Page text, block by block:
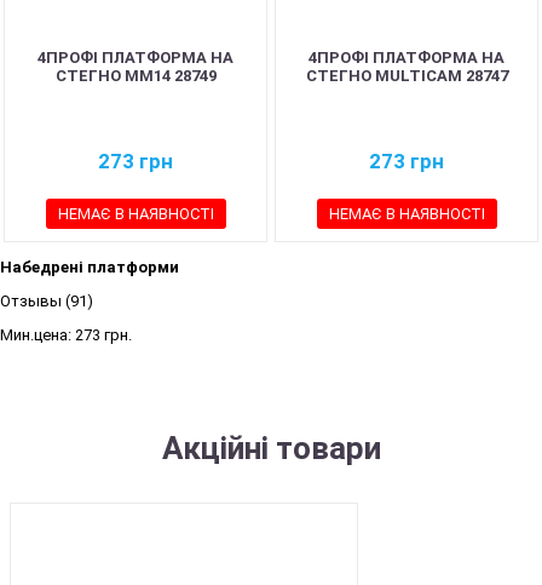
4ПРОФІ ПЛАТФОРМА НА
СТЕГНО ММ14 28749
273 грн
НЕМАЄ В НАЯВНОСТІ
4ПРОФІ ПЛАТФОРМА НА
СТЕГНО MULTICAM 28747
273 грн
НЕМАЄ В НАЯВНОСТІ
Набедрені платформи
Отзывы (91)
Мин.цена: 273 грн.
Акційні товари